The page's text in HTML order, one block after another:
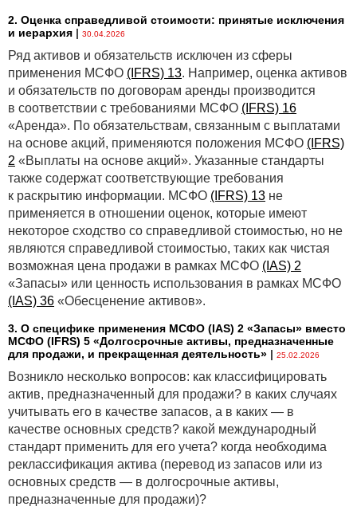
2. Оценка справедливой стоимости: принятые исключения
и иерархия | 30.04.2026
Ряд активов и обязательств исключен из сферы
применения МСФО (IFRS) 13. Например, оценка активов
и обязательств по договорам аренды производится
в соответствии с требованиями МСФО (IFRS) 16
«Аренда». По обязательствам, связанным с выплатами
на основе акций, применяются положения МСФО (IFRS)
2 «Выплаты на основе акций». Указанные стандарты
также содержат соответствующие требования
к раскрытию информации. МСФО (IFRS) 13 не
применяется в отношении оценок, которые имеют
некоторое сходство со справедливой стоимостью, но не
являются справедливой стоимостью, таких как чистая
возможная цена продажи в рамках МСФО (IAS) 2
«Запасы» или ценность использования в рамках МСФО
(IAS) 36 «Обесценение активов».
3. О специфике применения МСФО (IАS) 2 «Запасы» вместо
МСФО (IFRS) 5 «Долгосрочные активы, предназначенные
для продажи, и прекращенная деятельность» | 25.02.2026
Возникло несколько вопросов: как классифицировать
актив, предназначенный для продажи? в каких случаях
учитывать его в качестве запасов, а в каких — в
качестве основных средств? какой международный
стандарт применить для его учета? когда необходима
реклассификация актива (перевод из запасов или из
основных средств — в долгосрочные активы,
предназначенные для продажи)?